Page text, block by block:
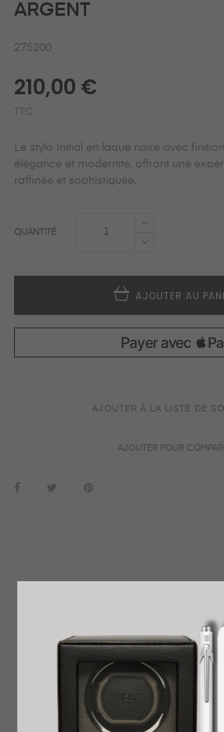
ARGENT
275200
210,00 €
TTC
Le stylo Initial en laque noire avec
élégance et modernité, offrant une
raffinée et sophistiquée.
QUANTITÉ
AJOUTER AU
AJOUTER À LA LISTE DE
AJOUTER POUR
LIVRAISON EXPRESS OFFERTE
RETOUR FACILE ET GRATUIT
En 2025, le D‑Initial devient Initial, un
épuré qui reflète parfaitement la